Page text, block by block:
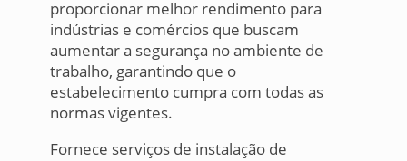
proporcionar melhor rendimento para
indústrias e comércios que buscam
aumentar a segurança no ambiente de
trabalho, garantindo que o
estabelecimento cumpra com todas as
normas vigentes.
Fornece serviços de instalação de